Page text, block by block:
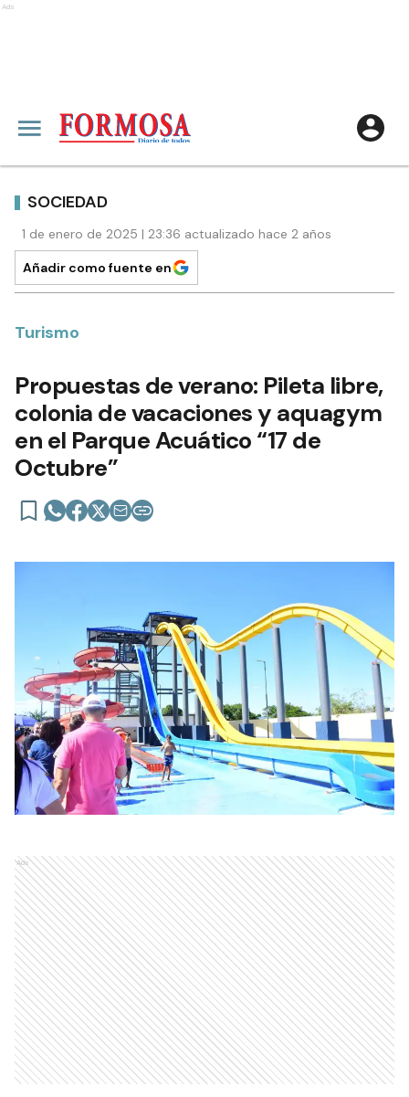
Ads
SOCIEDAD
1 de enero de 2025 | 23:36 actualizado hace 2 años
Añadir como fuente en
Turismo
Propuestas de verano: Pileta libre,
colonia de vacaciones y aquagym
en el Parque Acuático “17 de
Octubre”
Ads